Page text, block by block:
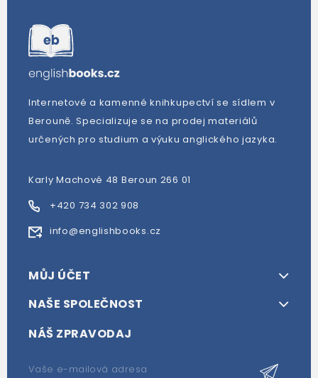
Internetové a kamenné knihkupectví se sídlem v
Berouně. Specializuje se na prodej materiálů
určených pro studium a výuku anglického jazyka.
Karly Machové 48 Beroun 266 01
+420 734 302 908
info@englishbooks.cz
MŮJ ÚČET
NAŠE SPOLEČNOST
NÁŠ ZPRAVODAJ